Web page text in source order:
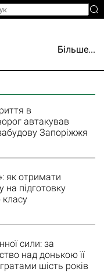
Більше...
в
автакував
Запоріжжя
як отримати
підготовку
сили: за
над донькою її
шість років